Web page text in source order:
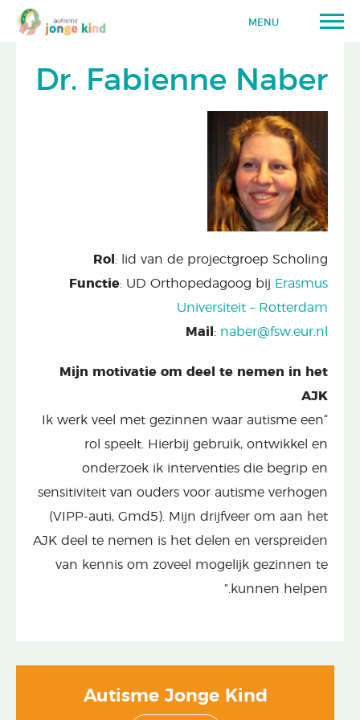
MENU
Dr. Fabienne Naber
Rol : lid van de projectgroep Scholing
Functie: UD Orthopedagoog bij Erasmus
Universiteit – Rotterdam
Mail : naber@fsw.eur.nl
Mijn motivatie om deel te nemen in het
AJK
“Ik werk veel met gezinnen waar autisme een
rol speelt. Hierbij gebruik, ontwikkel en
onderzoek ik interventies die begrip en
sensitiviteit van ouders voor autisme verhogen
(VIPP-auti, Gmd5). Mijn drijfveer om aan het
AJK deel te nemen is het delen en verspreiden
van kennis om zoveel mogelijk gezinnen te
kunnen helpen.”
Autisme Jonge Kind